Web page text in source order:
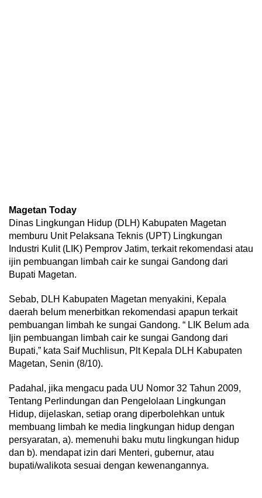
Magetan Today
Dinas Lingkungan Hidup (DLH) Kabupaten Magetan
memburu Unit Pelaksana Teknis (UPT) Lingkungan
Industri Kulit (LIK) Pemprov Jatim, terkait rekomendasi atau
ijin pembuangan limbah cair ke sungai Gandong dari
Bupati Magetan.
Sebab, DLH Kabupaten Magetan menyakini, Kepala
daerah belum menerbitkan rekomendasi apapun terkait
pembuangan limbah ke sungai Gandong. “ LIK Belum ada
Ijin pembuangan limbah cair ke sungai Gandong dari
Bupati,” kata Saif Muchlisun, Plt Kepala DLH Kabupaten
Magetan, Senin (8/10).
Padahal, jika mengacu pada UU Nomor 32 Tahun 2009,
Tentang Perlindungan dan Pengelolaan Lingkungan
Hidup, dijelaskan, setiap orang diperbolehkan untuk
membuang limbah ke media lingkungan hidup dengan
persyaratan, a). memenuhi baku mutu lingkungan hidup
dan b). mendapat izin dari Menteri, gubernur, atau
bupati/walikota sesuai dengan kewenangannya.